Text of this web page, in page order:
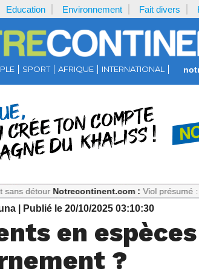
Education Environnement Fait divers
SPORT AFRIQUE INTERNATIONAL
Notrecontinent.com : Viol présumé : Pourquoi
| Publié le 20/10/2025 03:10:30
en
?